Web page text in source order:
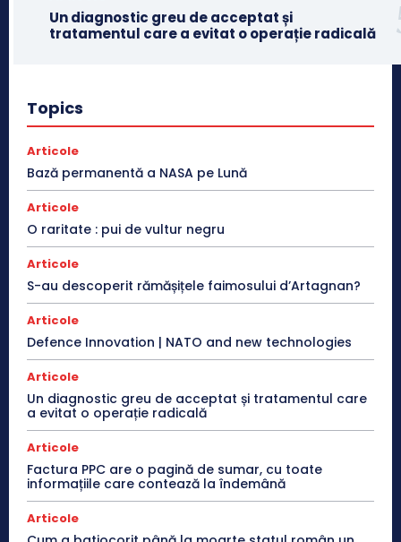
Un diagnostic greu de acceptat și
tratamentul care a evitat o operație radicală
Topics
Articole
Bază permanentă a NASA pe Lună
Articole
O raritate : pui de vultur negru
Articole
S-au descoperit rămășițele faimosului d’Artagnan?
Articole
Defence Innovation | NATO and new technologies
Articole
Un diagnostic greu de acceptat și tratamentul care
a evitat o operație radicală
Articole
Factura PPC are o pagină de sumar, cu toate
informațiile care contează la îndemână
Articole